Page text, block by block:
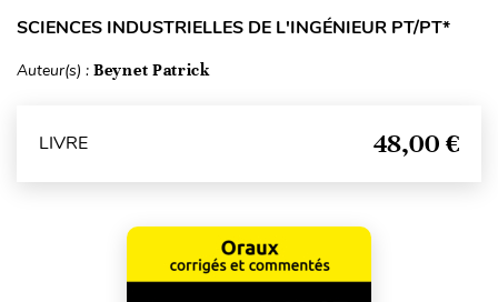
SCIENCES INDUSTRIELLES DE L'INGÉNIEUR PT/PT*
Auteur(s) : Beynet Patrick
LIVRE 48,00 €